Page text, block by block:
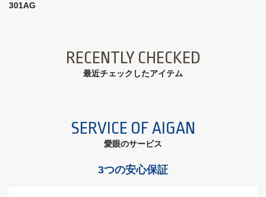
301AG
RECENTLY CHECKED
最近チェックしたアイテム
SERVICE OF AIGAN
愛眼のサービス
3つの安心保証